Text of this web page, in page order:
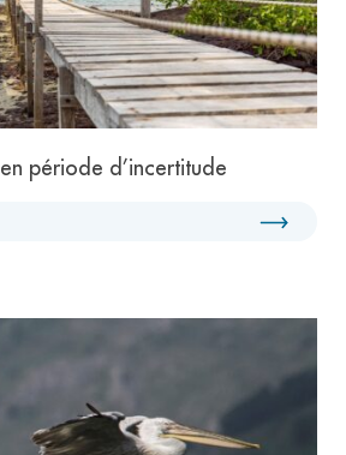
période d’incertitude